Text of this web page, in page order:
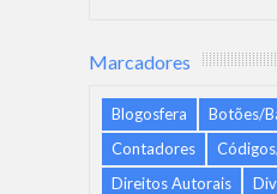
Marcadores
Blogosfera
Botões/
Contadores
Direitos Autorais